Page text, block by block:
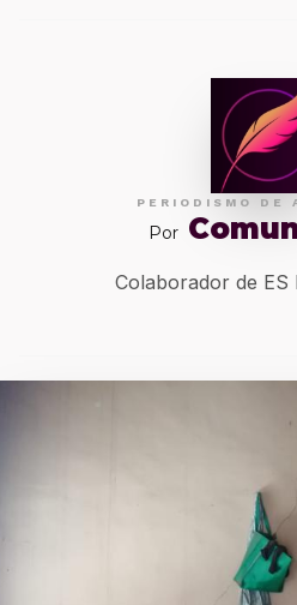
PERIODISMO DE
Por
Colaborador de ES